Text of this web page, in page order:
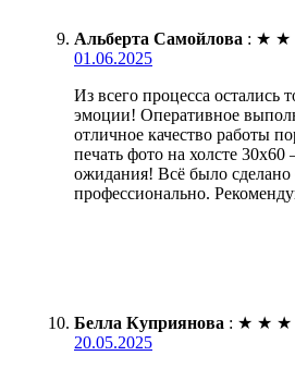
Альберта Самойлова : ★ ★
01.06.2025
Из всего процесса остались
эмоции! Оперативное
отличное качество работы
печать фото на холсте 30х60
ожидания! Всё было сделано
профессионально.
Белла Куприянова : ★ ★ ★
20.05.2025